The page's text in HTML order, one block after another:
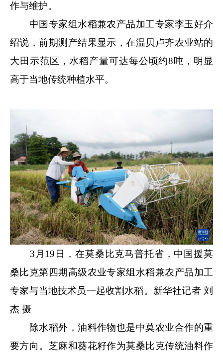
作与维护。
中国专家组水稻兼农产品加工专家李玉好介
绍说，前期测产结果显示，在温贝卢齐农业站的
大田示范区，水稻产量可达每公顷约8吨，明显
高于当地传统种植水平。
3月19日，在莫桑比克马普托省，中国援莫
桑比克第四期高级农业专家组水稻兼农产品加工
专家与当地技术员一起收割水稻。新华社记者 刘
杰 摄
除水稻外，油料作物也是中莫农业合作的重
要方向。芝麻和葵花籽作为莫桑比克传统油料作